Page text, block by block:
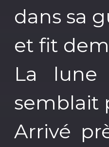
dans sa
et fit
La
semblait
Arrivé